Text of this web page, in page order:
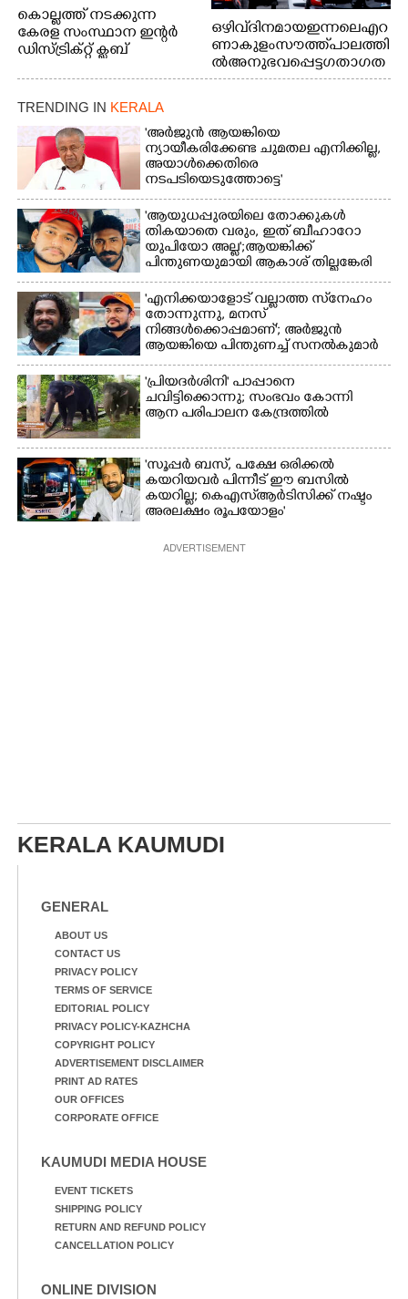
കൊല്ലത്ത് നടക്കുന്ന
കേരള സംസ്ഥാന ഇന്റർ
ഡിസ്ട്രിക്റ്റ് ക്ലബ്
20 ആൺകുട്ടികളുടെ 200
മത്സരത്തിനിടെ സിന്തറ്റിക്
ട്രാക്കിന് കുറുകെ ഓടുന്ന
നായകൾ.
ഒഴിവ് ദിനമായ ഇന്നലെ എറ
ണാകുളം സൗത്ത് പാലത്തി
ൽ അനുഭവപ്പെട്ട ഗതാഗത
ക്കുരുക്ക്
TRENDING IN KERALA
'അർജുൻ ആയങ്കിയെ
ന്യായീകരിക്കേണ്ട ചുമതല എനിക്കില്ല,
അയാൾക്കെതിരെ
നടപടിയെടുത്തോട്ടെ'
'ആയുധപ്പുരയിലെ തോക്കുകൾ
തികയാതെ വരും, ഇത് ബീഹാറോ
യുപിയോ അല്ല';ആയങ്കിക്ക്
പിന്തുണയുമായി ആകാശ് തില്ലങ്കേരി
'എനിക്കയാളോട് വല്ലാത്ത സ്‌നേഹം
തോന്നുന്നു, മനസ്
നിങ്ങൾക്കൊപ്പമാണ്'; അർജുൻ
ആയങ്കിയെ പിന്തുണച്ച് സനൽകുമാർ
'പ്രിയദർശിനി' പാപ്പാനെ
ചവിട്ടിക്കൊന്നു; സംഭവം കോന്നി
ആന പരിപാലന കേന്ദ്രത്തിൽ
'സൂപ്പർ ബസ്, പക്ഷേ ഒരിക്കൽ
കയറിയവർ പിന്നീട് ഈ ബസിൽ
കയറില്ല; കെഎസ്ആർടിസിക്ക് നഷ്ടം
അരലക്ഷം രൂപയോളം'
ADVERTISEMENT
KERALA KAUMUDI
GENERAL
ABOUT US
CONTACT US
PRIVACY POLICY
TERMS OF SERVICE
EDITORIAL POLICY
PRIVACY POLICY-KAZHCHA
COPYRIGHT POLICY
ADVERTISEMENT DISCLAIMER
PRINT AD RATES
OUR OFFICES
CORPORATE OFFICE
KAUMUDI MEDIA HOUSE
EVENT TICKETS
SHIPPING POLICY
RETURN AND REFUND POLICY
CANCELLATION POLICY
ONLINE DIVISION